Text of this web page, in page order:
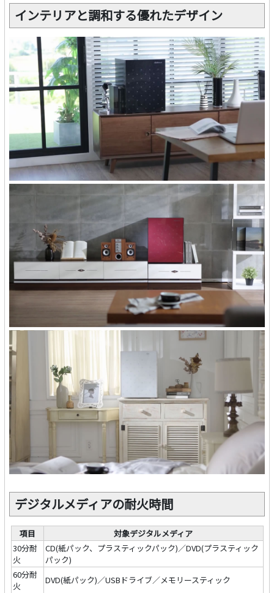
インテリアと調和する優れたデザイン
デジタルメディアの耐火時間
項目
対象デジタルメディア
30分耐
火
CD(紙パック、プラスティックパック)／DVD(プラスティック
パック)
60分耐
火
DVD(紙パック)／USBドライブ／メモリースティック